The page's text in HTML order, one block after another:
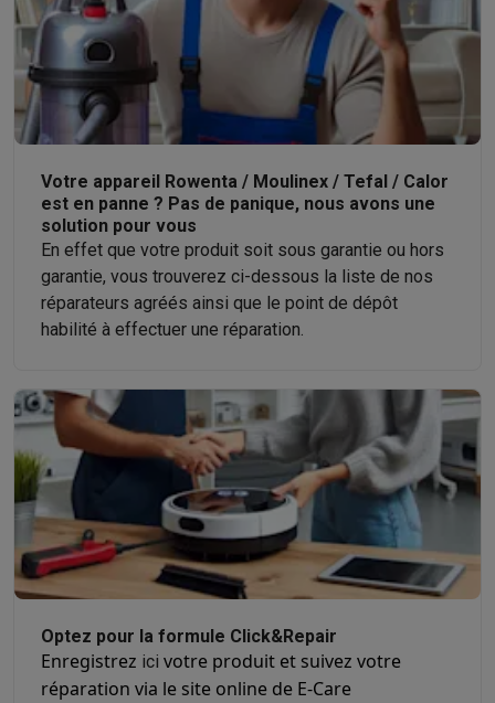
Votre appareil Rowenta / Moulinex / Tefal / Calor
est en panne ? Pas de panique, nous avons une
solution pour vous
En effet que votre produit soit sous garantie ou hors
garantie, vous trouverez ci-dessous la liste de nos
réparateurs agréés ainsi que le point de dépôt
habilité à effectuer une réparation.
Optez pour la formule Click&Repair
Enregistrez ici votre produit et suivez votre
réparation via le site online de E-Care